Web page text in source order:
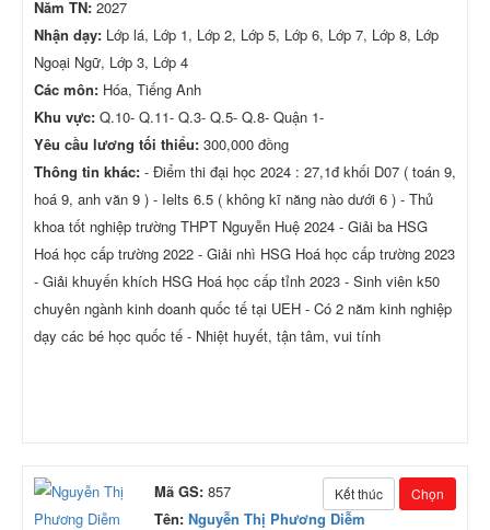
Năm TN: 2027
Nhận dạy: Lớp lá, Lớp 1, Lớp 2, Lớp 5, Lớp 6, Lớp 7, Lớp 8, Lớp
Ngoại Ngữ, Lớp 3, Lớp 4
Các môn: Hóa, Tiếng Anh
Khu vực: Q.10- Q.11- Q.3- Q.5- Q.8- Quận 1-
Yêu cầu lương tối thiểu: 300,000 đồng
Thông tin khác: - Điểm thi đại học 2024 : 27,1đ khối D07 ( toán 9,
hoá 9, anh văn 9 ) - Ielts 6.5 ( không kĩ năng nào dưới 6 ) - Thủ
khoa tốt nghiệp trường THPT Nguyễn Huệ 2024 - Giải ba HSG
Hoá học cấp trường 2022 - Giải nhì HSG Hoá học cấp trường 2023
- Giải khuyến khích HSG Hoá học cấp tỉnh 2023 - Sinh viên k50
chuyên ngành kinh doanh quốc tế tại UEH - Có 2 năm kinh nghiệp
dạy các bé học quốc tế - Nhiệt huyết, tận tâm, vui tính
Kết thúc Chọn
Mã GS: 857
Tên: Nguyễn Thị Phương Diễm